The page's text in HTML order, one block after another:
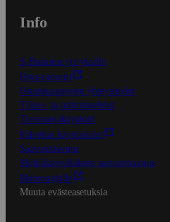
Info
S-Business yrityksille
Oiva-raportit
Osuuskauppojen yhteystiedot
Tilaus- ja toimitusehdot
Tietosuojakäytäntö
Palvelun käyttöehdot
Saavutettavuus
Mobiilisovelluksen saavutettavuus
Mainostajalle
Muuta evästeasetuksia